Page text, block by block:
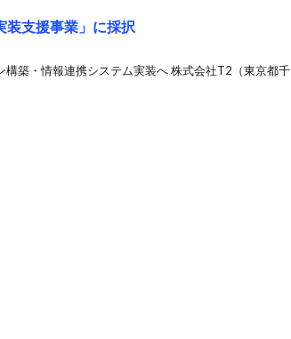
装支援事業」に採択
築・情報連携システム実装へ 株式会社T2（東京都千